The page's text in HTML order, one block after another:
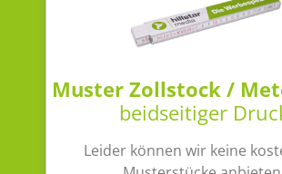
Muster Zollstock /
beidseitiger
Leider können wir keine